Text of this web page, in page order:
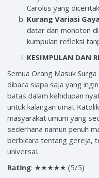
Carolus yang
Kurang Variasi
datar dan monoton
kumpulan refleksi
KESIMPULAN DAN
Semua Orang Masuk
dibaca siapa saja yang
batas dalam kehidupan
untuk kalangan umat
masyarakat umum yang
sederhana namun penuh
berbicara tentang gereja,
universal.
Rating: ★★★★★ (5/5)